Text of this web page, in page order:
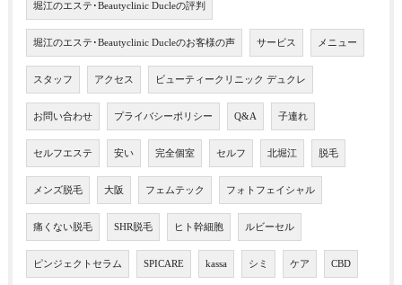
堀江のエステ･Beautyclinic Ducleの評判
堀江のエステ･Beautyclinic Ducleのお客様の声 サービス メニュー
スタッフ アクセス ビューティークリニック デュクレ
お問い合わせ プライバシーポリシー Q&A 子連れ
セルフエステ 安い 完全個室 セルフ 北堀江 脱毛
メンズ脱毛 大阪 フェムテック フォトフェイシャル
痛くない脱毛 SHR脱毛 ヒト幹細胞 ルビーセル
ピンジェクトセラム SPICARE kassa シミ ケア CBD